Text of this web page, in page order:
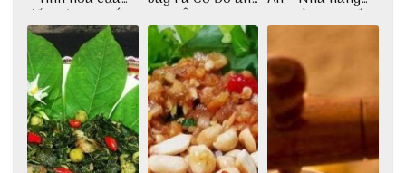
đất trời Tây Bắc Cơm Âm Phủ
Huế
cao lầu có thiết
kế vô cùng ấn
tượng giữa lòng
phố Hội